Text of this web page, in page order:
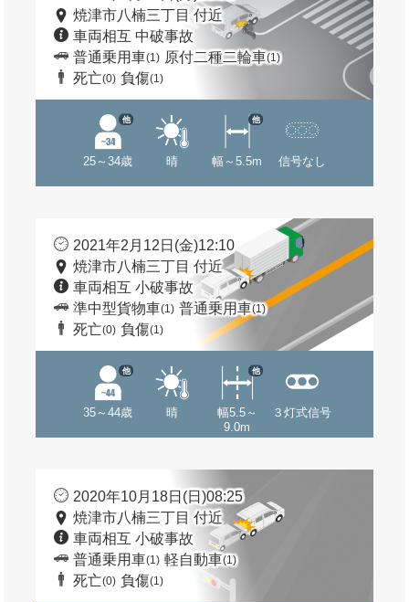
焼津市八楠三丁目 付近
車両相互 中破事故
普通乗用車(1) 原付二種二輪車(1)
死亡(0) 負傷(1)
25～34歳
他
晴 幅～5.5m
他
信号なし
2021年2月12日(金)12:10
焼津市八楠三丁目 付近
車両相互 小破事故
準中型貨物車(1) 普通乗用車(1)
死亡(0) 負傷(1)
35～44歳
他
晴
幅5.5～
9.0m
他
３灯式信号
2020年10月18日(日)08:25
焼津市八楠三丁目 付近
車両相互 小破事故
普通乗用車(1) 軽自動車(1)
死亡(0) 負傷(1)